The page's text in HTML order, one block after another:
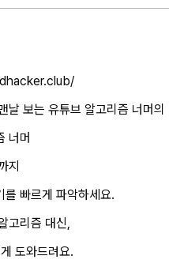
날 보는 유튜브 알고리즘 너머
너머
지
를 빠르게 파악하세요.
고리즘 대신,
도와드려요.